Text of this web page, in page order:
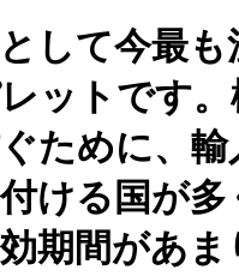
して今最
ットです
ために、
ける国が
期間があ